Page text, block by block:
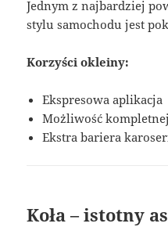
Jednym z najbardziej
stylu samochodu jest
Korzyści okleiny:
Ekspresowa aplikacja
Możliwość
Ekstra bariera
Koła – istotny